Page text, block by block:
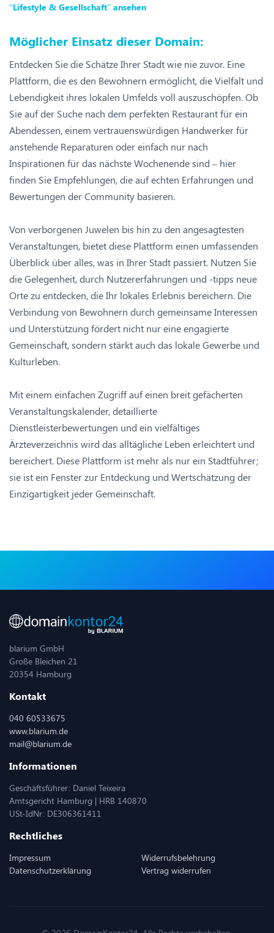
“Lifestyle & Gesellschaft” ansehen
Möglicher Einsatz dieser Domain:
Entdecken Sie die Schätze Ihrer Stadt wie nie zuvor. Eine
Plattform, die es den Bewohnern ermöglicht, die Vielfalt und
Lebendigkeit ihres lokalen Umfelds voll auszuschöpfen. Ob
Sie auf der Suche nach dem perfekten Restaurant für ein
Abendessen, einem vertrauenswürdigen Handwerker für
anstehende Reparaturen oder einfach nur nach
Inspirationen für das nächste Wochenende sind – hier
finden Sie Empfehlungen, die auf echten Erfahrungen und
Bewertungen der Community basieren.
Von verborgenen Juwelen bis hin zu den angesagtesten
Veranstaltungen, bietet diese Plattform einen umfassenden
Überblick über alles, was in Ihrer Stadt passiert. Nutzen Sie
die Gelegenheit, durch Nutzererfahrungen und -tipps neue
Orte zu entdecken, die Ihr lokales Erlebnis bereichern. Die
Verbindung von Bewohnern durch gemeinsame Interessen
und Unterstützung fördert nicht nur eine engagierte
Gemeinschaft, sondern stärkt auch das lokale Gewerbe und
Kulturleben.
Mit einem einfachen Zugriff auf einen breit gefächerten
Veranstaltungskalender, detaillierte
Dienstleisterbewertungen und ein vielfältiges
Ärzteverzeichnis wird das alltägliche Leben erleichtert und
bereichert. Diese Plattform ist mehr als nur ein Stadtführer;
sie ist ein Fenster zur Entdeckung und Wertschätzung der
Einzigartigkeit jeder Gemeinschaft.
blarium GmbH
Große Bleichen 21
20354 Hamburg
Kontakt
040 60533675
www.blarium.de
mail@blarium.de
Informationen
Geschäftsführer: Daniel Teixeira
Amtsgericht Hamburg | HRB 140870
USt-IdNr: DE306361411
Rechtliches
Impressum
Datenschutzerklärung
Widerrufsbelehrung
Vertrag widerrufen